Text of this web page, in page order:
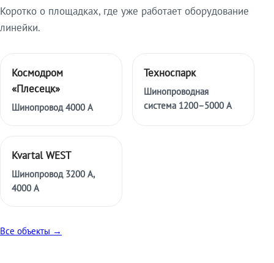
Коротко о площадках, где уже работает оборудование
линейки.
Космодром
«Плесецк»
Шинопровод 4000 А
Техноспарк
Шинопроводная
система 1200–5000 А
Kvartal WEST
Шинопровод 3200 А,
4000 А
Все объекты →